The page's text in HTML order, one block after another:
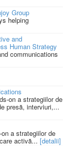
Group
helping
and
Human Strategy
communications
on a strategiilor de
presă, interviuri,...
a strategiilor de
activă... [detalii]